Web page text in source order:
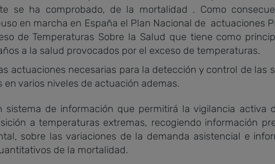
se ha comprobado, de la mortalidad . Como
en marcha en España el Plan Nacional de actuaciones
de Temperaturas Sobre la Salud que tiene como
a la salud provocados por el exceso de temperaturas.
actuaciones necesarias para la detección y control de las
varios niveles de actuación ademas.
sistema de información que permitirá la vigilancia activa
a temperaturas extremas, recogiendo información
sobre las variaciones de la demanda asistencial e
de la mortalidad.